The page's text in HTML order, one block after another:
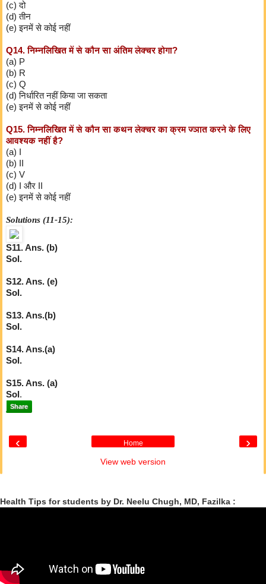
(c) दो
(d) तीन
(e) इनमें से कोई नहीं
Q14. निम्नलिखित में से कौन सा अंतिम लेक्चर होगा?
(a) P
(b) R
(c) Q
(d) निर्धारित नहीं किया जा सकता
(e) इनमें से कोई नहीं
Q15. निम्नलिखित में से कौन सा कथन लेक्चर का क्रम ज्ञात करने के लिए
आवश्यक नहीं है?
(a) I
(b) II
(c) V
(d) I और II
(e) इनमें से कोई नहीं
Solutions (11-15):
S11. Ans. (b)
Sol.
S12. Ans. (e)
Sol.
S13. Ans.(b)
Sol.
S14. Ans.(a)
Sol.
S15. Ans. (a)
Sol .
Share
‹ ›
Home
View web version
Health Tips for students by Dr. Neelu Chugh, MD, Fazilka :